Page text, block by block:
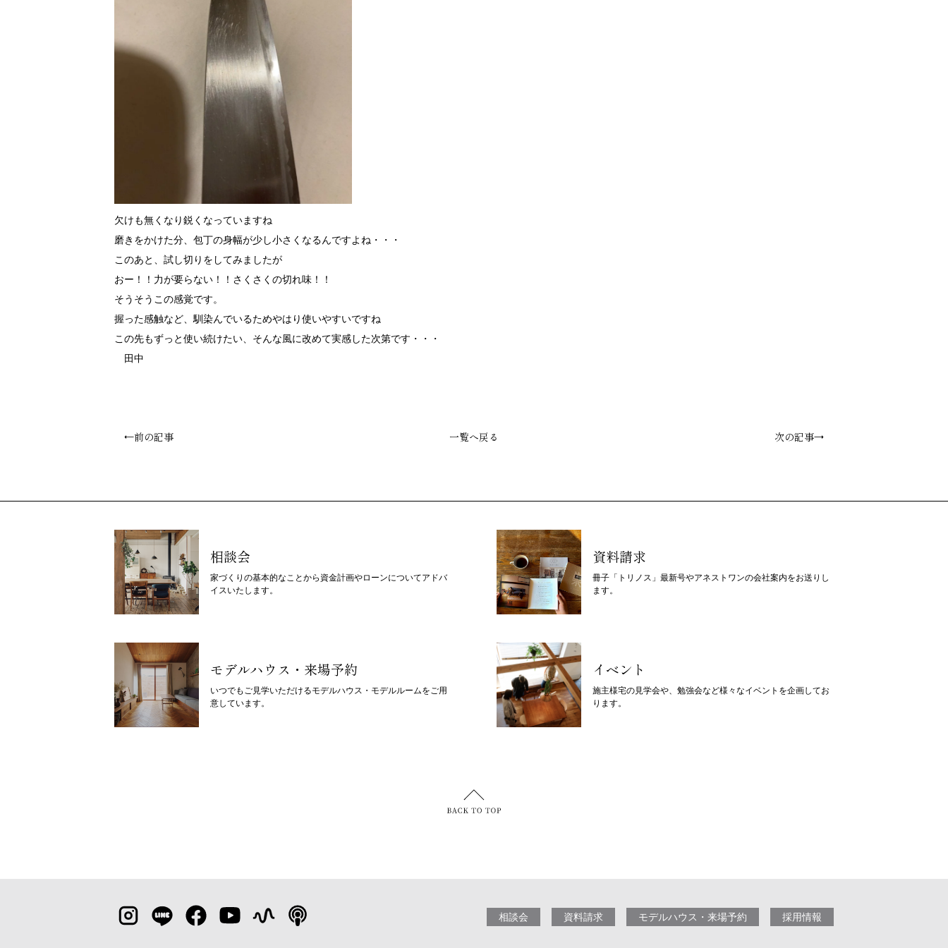
欠けも無くなり鋭くなっていますね
磨きをかけた分、包丁の身幅が少し小さくなるんですよね・・・
このあと、試し切りをしてみましたが
おー！！力が要らない！！さくさくの切れ味！！
そうそうこの感覚です。
握った感触など、馴染んでいるためやはり使いやすいですね
この先もずっと使い続けたい、そんな風に改めて実感した次第です・・・
田中
←前の記事 一覧へ戻る 次の記事→
相談会
家づくりの基本的なことから資金計画やローンについてアドバ
イスいたします。
資料請求
冊子「トリノス」最新号やアネストワンの会社案内をお送りし
ます。
モデルハウス・来場予約
いつでもご見学いただけるモデルハウス・モデルルームをご用
意しています。
イベント
施主様宅の見学会や、勉強会など様々なイベントを企画してお
ります。
相談会 資料請求 モデルハウス・来場予約 採用情報